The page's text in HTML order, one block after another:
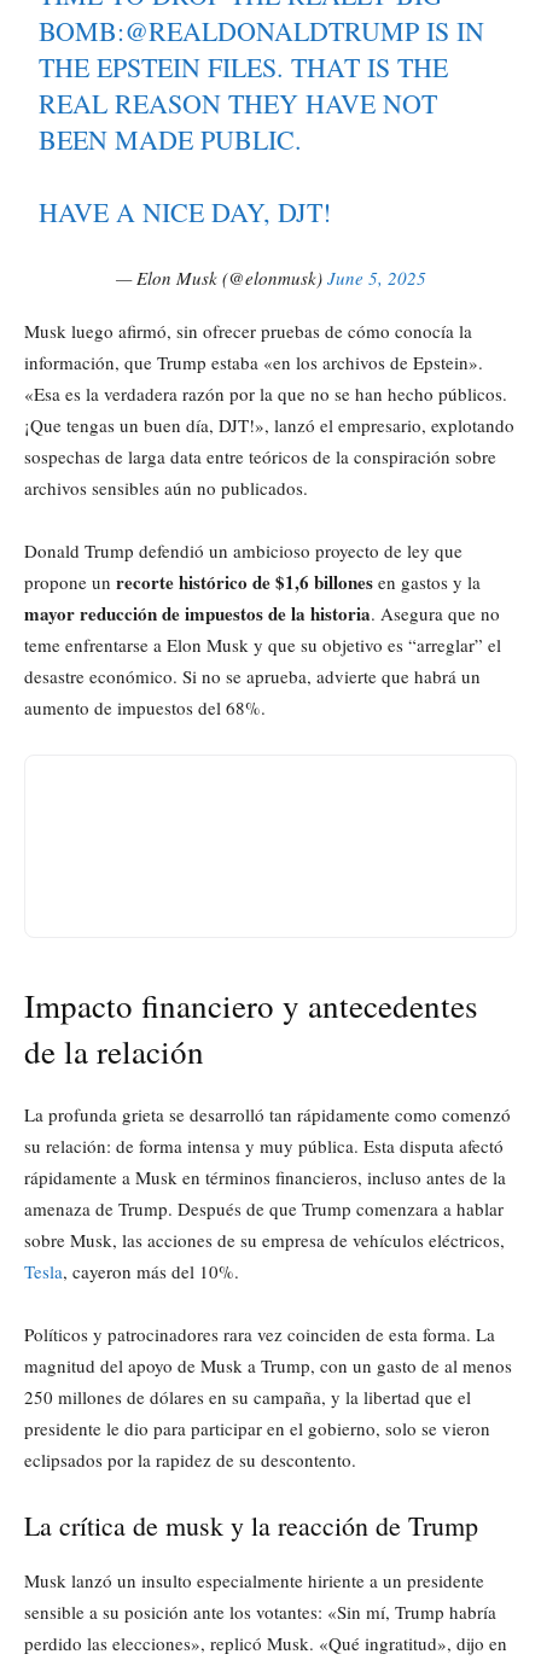
BOMB:@REALDONALDTRUMP IS IN
THE EPSTEIN FILES. THAT IS THE
REAL REASON THEY HAVE NOT
BEEN MADE PUBLIC.
HAVE A NICE DAY, DJT!
— Elon Musk (@elonmusk) June 5, 2025
Musk luego afirmó, sin ofrecer pruebas de cómo conocía la
información, que Trump estaba «en los archivos de Epstein».
«Esa es la verdadera razón por la que no se han hecho públicos.
¡Que tengas un buen día, DJT!», lanzó el empresario, explotando
sospechas de larga data entre teóricos de la conspiración sobre
archivos sensibles aún no publicados.
Donald Trump defendió un ambicioso proyecto de ley que
propone un recorte histórico de $1,6 billones en gastos y la
mayor reducción de impuestos de la historia. Asegura que no
teme enfrentarse a Elon Musk y que su objetivo es “arreglar” el
desastre económico. Si no se aprueba, advierte que habrá un
aumento de impuestos del 68%.
Impacto financiero y antecedentes
de la relación
La profunda grieta se desarrolló tan rápidamente como comenzó
su relación: de forma intensa y muy pública. Esta disputa afectó
rápidamente a Musk en términos financieros, incluso antes de la
amenaza de Trump. Después de que Trump comenzara a hablar
sobre Musk, las acciones de su empresa de vehículos eléctricos,
Tesla, cayeron más del 10%.
Políticos y patrocinadores rara vez coinciden de esta forma. La
magnitud del apoyo de Musk a Trump, con un gasto de al menos
250 millones de dólares en su campaña, y la libertad que el
presidente le dio para participar en el gobierno, solo se vieron
eclipsados por la rapidez de su descontento.
La crítica de musk y la reacción de Trump
Musk lanzó un insulto especialmente hiriente a un presidente
sensible a su posición ante los votantes: «Sin mí, Trump habría
perdido las elecciones», replicó Musk. «Qué ingratitud», dijo en